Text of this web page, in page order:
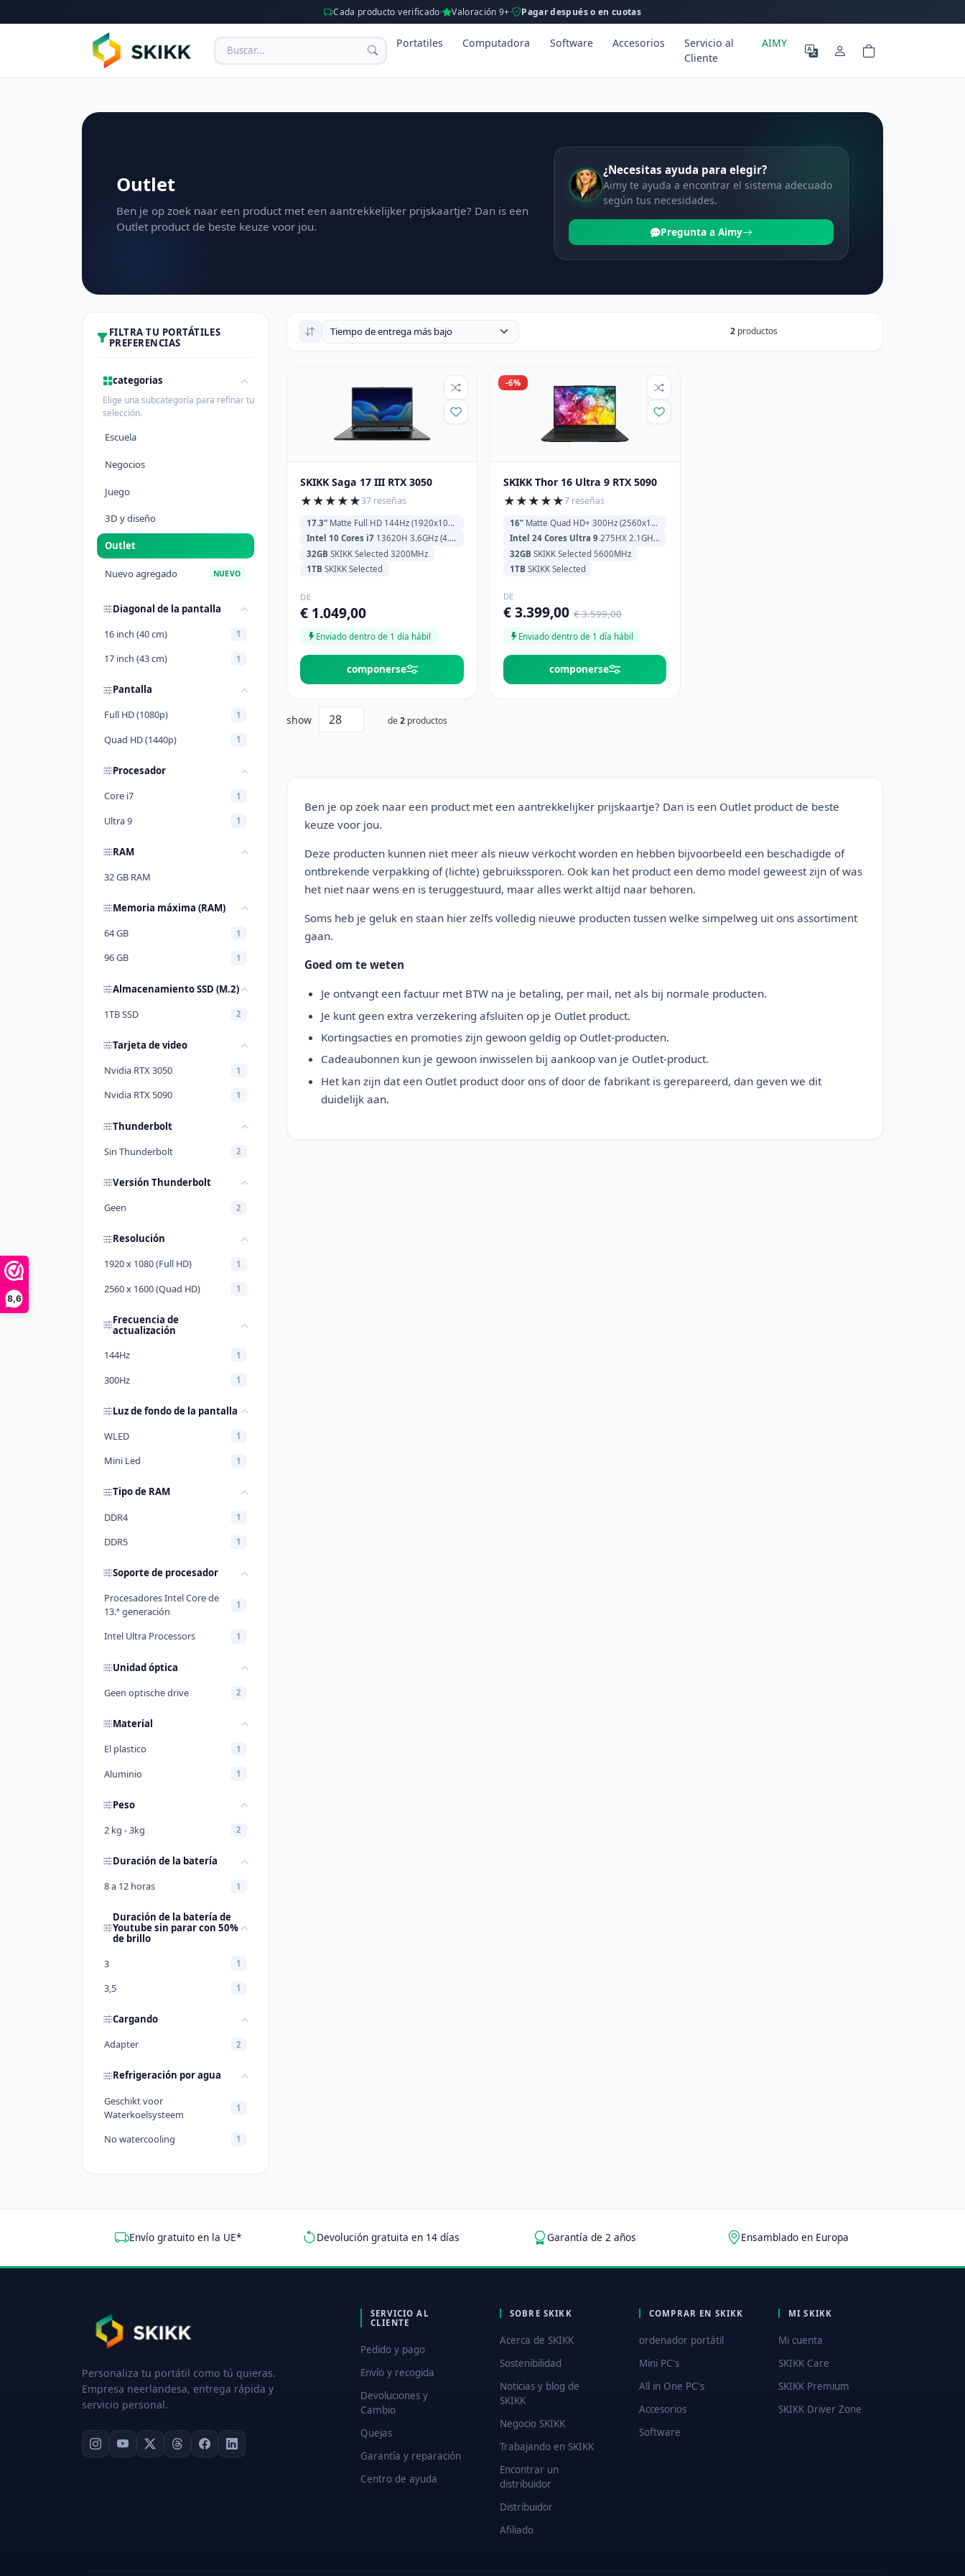
8,6
Cada producto verificado Valoración 9+ Pagar después o en cuotas
Portatiles Computadora Software Accesorios
Servicio al
Cliente
AIMY
Outlet
Ben je op zoek naar een product met een aantrekkelijker prijskaartje? Dan is een
Outlet product de beste keuze voor jou.
¿Necesitas ayuda para elegir?
Aimy te ayuda a encontrar el sistema adecuado
según tus necesidades.
Pregunta a Aimy
FILTRA TU PORTÁTILES
PREFERENCIAS
categorias
Elige una subcategoría para refinar tu
selección.
Escuela
Negocios
Juego
3D y diseño
Outlet
Nuevo agregado NUEVO
Diagonal de la pantalla
16 inch (40 cm)
1
17 inch (43 cm) 1
Pantalla
Full HD (1080p)
1
Quad HD (1440p) 1
Procesador
Core i7
1
Ultra 9 1
RAM
32 GB RAM
Memoria máxima (RAM)
64 GB
1
96 GB 1
Almacenamiento SSD (M.2)
1TB SSD
2
Tarjeta de video
Nvidia RTX 3050
1
Nvidia RTX 5090 1
Thunderbolt
Sin Thunderbolt
2
Versión Thunderbolt
Geen
2
Resolución
1920 x 1080 (Full HD)
1
2560 x 1600 (Quad HD) 1
Frecuencia de
actualización
144Hz
1
300Hz 1
Luz de fondo de la pantalla
WLED
1
Mini Led 1
Tipo de RAM
DDR4
1
DDR5 1
Soporte de procesador
Procesadores Intel Core de
13.ª generación
1
Intel Ultra Processors 1
Unidad óptica
Geen optische drive
2
Material
El plastico
1
Aluminio 1
Peso
2 kg - 3kg
2
Duración de la batería
8 a 12 horas
1
Duración de la batería de
Youtube sin parar con 50%
de brillo
3
1
3,5 1
Cargando
Adapter
2
Refrigeración por agua
Geschikt voor
Waterkoelsysteem
1
No watercooling 1
2 productos
SKIKK Saga 17 III RTX 3050
★★★★★37 reseñas
17.3" Matte Full HD 144Hz (1920x1080)
Intel 10 Cores i7 13620H 3.6GHz (4.9GHz) 24MB Cache
32GB SKIKK Selected 3200MHz
1TB SKIKK Selected
DE
€ 1.049,00
Enviado dentro de 1 día hábil
componerse
-6%
SKIKK Thor 16 Ultra 9 RTX 5090
★★★★★7 reseñas
16"Matte Quad HD+ 300Hz (2560x1600) Mini-LED 1250 Nits
Intel 24 Cores Ultra 9275HX 2.1GHz (5.4GHz) 36MB Cache
32GB SKIKK Selected 5600MHz
1TB SKIKK Selected
DE
€ 3.399,00 € 3.599,00
Enviado dentro de 1 día hábil
componerse
show de2 productos
Ben je op zoek naar een product met een aantrekkelijker prijskaartje? Dan is een Outlet product de beste
keuze voor jou.
Deze producten kunnen niet meer als nieuw verkocht worden en hebben bijvoorbeeld een beschadigde of
ontbrekende verpakking of (lichte) gebruikssporen. Ook kan het product een demo model geweest zijn of was
het niet naar wens en is teruggestuurd, maar alles werkt altijd naar behoren.
Soms heb je geluk en staan hier zelfs volledig nieuwe producten tussen welke simpelweg uit ons assortiment
gaan.
Goed om te weten
Je ontvangt een factuur met BTW na je betaling, per mail, net als bij normale producten.
Je kunt geen extra verzekering afsluiten op je Outlet product.
Kortingsacties en promoties zijn gewoon geldig op Outlet-producten.
Cadeaubonnen kun je gewoon inwisselen bij aankoop van je Outlet-product.
Het kan zijn dat een Outlet product door ons of door de fabrikant is gerepareerd, dan geven we dit
duidelijk aan.
Envío gratuito en la UE* Devolución gratuita en 14 días Garantía de 2 años Ensamblado en Europa
Personaliza tu portátil como tú quieras.
Empresa neerlandesa, entrega rápida y
servicio personal.
SERVICIO AL
CLIENTE
Pedido y pago
Envío y recogida
Devoluciones y
Cambio
Quejas
Garantía y reparación
Centro de ayuda
SOBRE SKIKK
Acerca de SKIKK
Sostenibilidad
Noticias y blog de
SKIKK
Negocio SKIKK
Trabajando en SKIKK
Encontrar un
distribuidor
Distribuidor
Afiliado
COMPRAR EN SKIKK
ordenador portátil
Mini PC's
All in One PC's
Accesorios
Software
MI SKIKK
Mi cuenta
SKIKK Care
SKIKK Premium
SKIKK Driver Zone